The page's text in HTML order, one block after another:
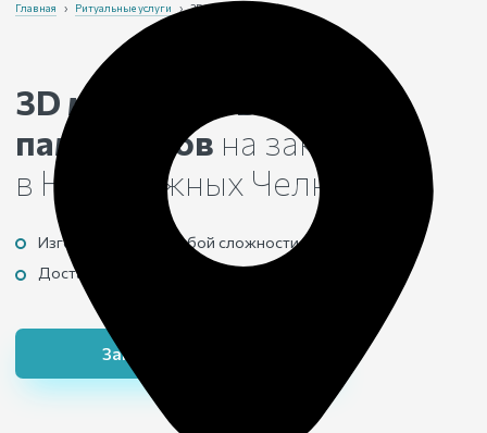
Главная › Ритуальные услуги › 3D моделирование
3D моделирование
памятников на заказ
в Набережных Челнах
Изготовим макет любой сложности
Доставим и установим готовую конструкцию
Заказать 3D макет